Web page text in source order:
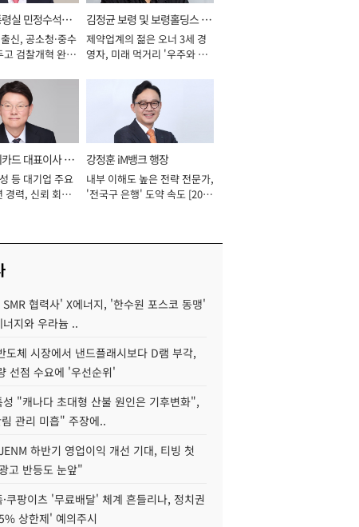
실 민정수석비
신, 공소청·중수
고 검찰개혁 완수
김정균 보령 및 보령홀딩스 대
표이사 사장
제약업계의 젊은 오너 3세 경
영자, 미래 먹거리 '우주와 헬
드 대표이사 사
등 대기업 주요
경력, 신뢰 회복
강정훈 iM뱅크 행장
내부 이해도 높은 전략 전문가,
'전국구 은행' 도약 속도 [2026
협력사' X에너지, '한수원 포스코 동맹'
너지와 우라늄 ..
도체 시장에서 낸드플래시보다 D램 부각,
선점 수요에 '우선순위'
성 "캐나다 초대형 산불 원인은 기후변화",
관리 미흡" 주장에..
하반기 영업이익 개선 기대, 티빙 첫
고 반등도 눈앞"
·쿠팡이츠 '무료배달' 체계 흔들리나, 정치권
상한제' 예의주시